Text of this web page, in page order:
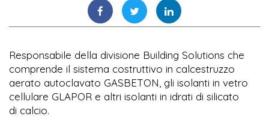
Responsabile della divisione Building Solutions che
comprende il sistema costruttivo in calcestruzzo
aerato autoclavato GASBETON, gli isolanti in vetro
cellulare GLAPOR e altri isolanti in idrati di silicato
di calcio.